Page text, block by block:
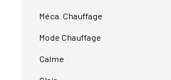
Méca. Chauffage
Mode Chauffage
Calme